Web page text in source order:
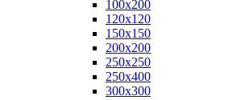
100х200
120х120
150х150
200х200
250х250
250х400
300х300